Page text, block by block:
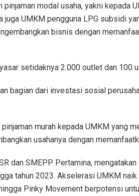
modal usaha, yakni kepada
juga UMKM pengguna LPG subsidi
bisnis dengan
setidaknya 2.000 outlet dan 100
bagian dari investasi sosial
murah kepada UMKM yang
usahanya dengan
dan SMEPP Pertamina,
tahun 2023. Akselerasi UMKM
Pinky Movement berpotensi